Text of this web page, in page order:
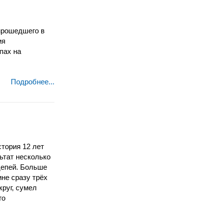
в
на
Подробнее...
12 лет
несколько
Больше
сразу трёх
сумел